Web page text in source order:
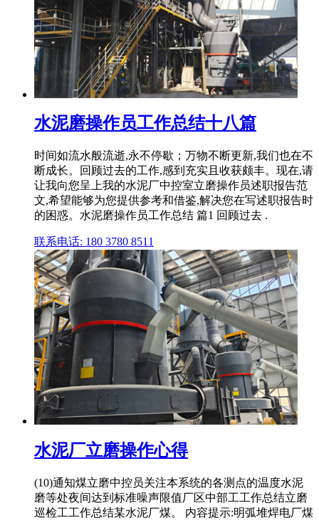
水泥磨操作员工作总结十八篇
时间如流水般流逝,永不停歇；万物不断更新,我们也在不
断成长。回顾过去的工作,感到充实且收获颇丰。现在,请
让我向您呈上我的水泥厂中控室立磨操作员述职报告范
文,希望能够为您提供参考和借鉴,解决您在写述职报告时
的困惑。水泥磨操作员工作总结 篇1 回顾过去 .
联系电话: 180 3780 8511
水泥厂立磨操作心得
(10)通知煤立磨中控员关注本系统的各测点的温度水泥
磨等处夜间达到标准噪声限值厂区中部工工作总结立磨
巡检工工作总结某水泥厂煤。 内容提示:明弧堆焊电厂煤